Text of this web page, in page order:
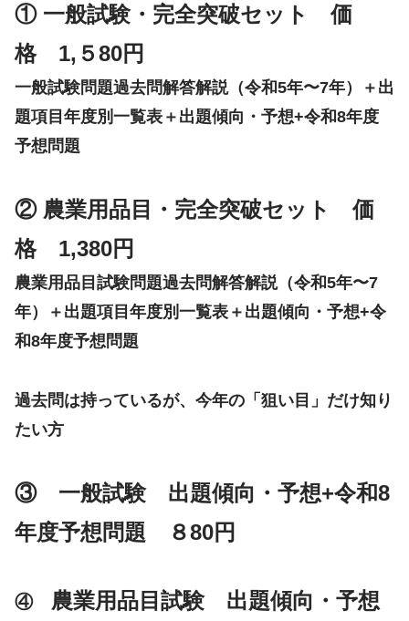
① 一般試験・完全突破セット 価
格 1,５80円
一般試験問題過去問解答解説（令和5年〜7年）＋出
題項目年度別一覧表＋出題傾向 ・ 予想+令和8年度
予想問題
② 農業用品目・完全突破セット 価
格 1,380円
農業用品目試験問題過去問解答解説（令和5年〜7
年）＋出題項目年度別一覧表＋出題傾向 ・予想+令
和8年度予想問題
過去問は持っているが、今年の「狙い目」だけ知り
たい方
③ 一般試験 出題傾向 ・予想+令和8
年度予想問題 ８80円
④ 農業用品目試験 出題傾向 ・予想